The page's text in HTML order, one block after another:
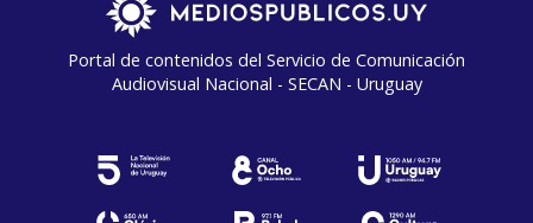
Portal de contenidos del Servicio de Comunicación
Audiovisual Nacional - SECAN - Uruguay